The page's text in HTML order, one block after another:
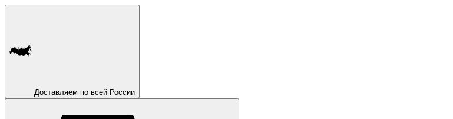
Доставляем по всей России